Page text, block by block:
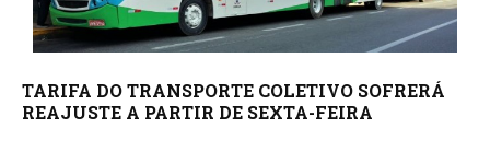
TARIFA DO TRANSPORTE COLETIVO SOFRERÁ
REAJUSTE A PARTIR DE SEXTA-FEIRA